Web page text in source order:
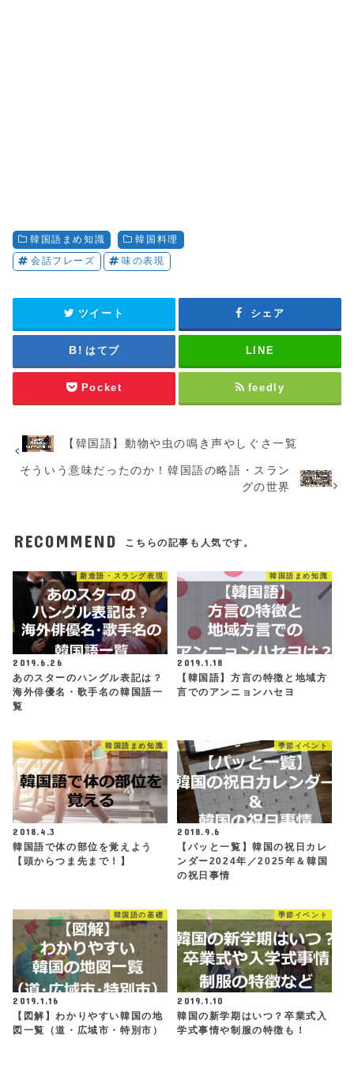
韓国語まめ知識
韓国料理
会話フレーズ
味の表現
ツイート シェア
はてブ LINE
Pocket feedly
【韓国語】動物や虫の鳴き声やしぐさ一覧
そういう意味だったのか！韓国語の略語・スラン
グの世界
RECOMMEND こちらの記事も人気です。
新造語・スラング表現
2019.6.26
あのスターのハングル表記は？
海外俳優名・歌手名の韓国語一
覧
韓国語まめ知識
2019.1.18
【韓国語】方言の特徴と地域方
言でのアンニョンハセヨ
韓国語まめ知識
2018.4.3
韓国語で体の部位を覚えよう
【頭からつま先まで！】
季節イベント
2018.9.6
【パッと一覧】韓国の祝日カレ
ンダー2024年／2025年＆韓国
の祝日事情
韓国語の基礎
2019.1.16
【図解】わかりやすい韓国の地
図一覧（道・広域市・特別市）
季節イベント
2019.1.10
韓国の新学期はいつ？卒業式入
学式事情や制服の特徴も！